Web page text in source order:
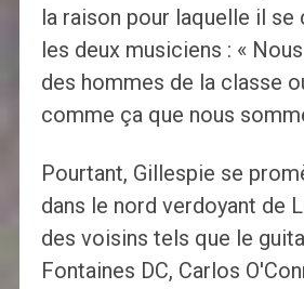
la raison pour laquelle il
les deux musiciens : «
des hommes de la classe
comme ça que nous
Pourtant, Gillespie se
dans le nord verdoyant de
des voisins tels que le
Fontaines DC, Carlos